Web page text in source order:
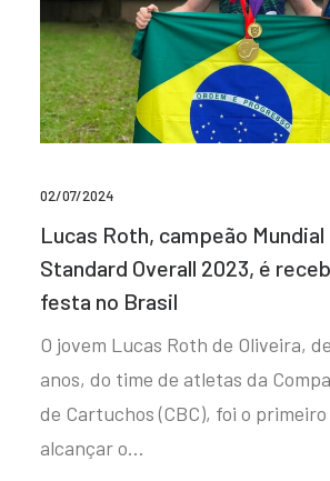
02/07/2024
Lucas Roth, campeão
Standard Overall 2023, é
festa no Brasil
O jovem Lucas Roth de Oliveira,
anos, do time de atletas da
de Cartuchos (CBC), foi o
alcançar o…